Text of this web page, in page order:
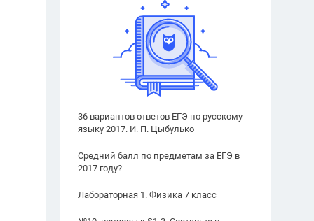
36 вариантов ответов ЕГЭ по русскому
языку 2017. И. П. Цыбулько
Средний балл по предметам за ЕГЭ в
2017 году?
Лабораторная 1. Физика 7 класс